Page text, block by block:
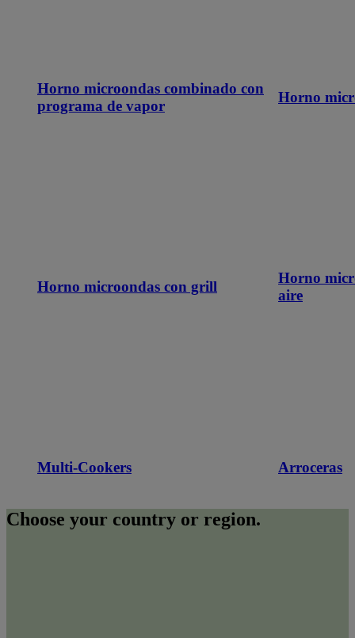
Horno microondas combinado con
programa de vapor
Horno
Horno microondas con grill
Horno
aire
Multi-Cookers Arroceras
Choose your country or region.